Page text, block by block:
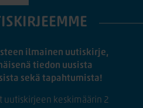
ilmainen uutiskirje,
tiedon uusista
sekä tapahtumista!
uutiskirjeen keskimäärin 2